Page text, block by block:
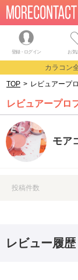
登録・ログイン お気
カラコン
TOP > レビュアープ
レビュアープロ
モア
投稿件数
レビュー履歴